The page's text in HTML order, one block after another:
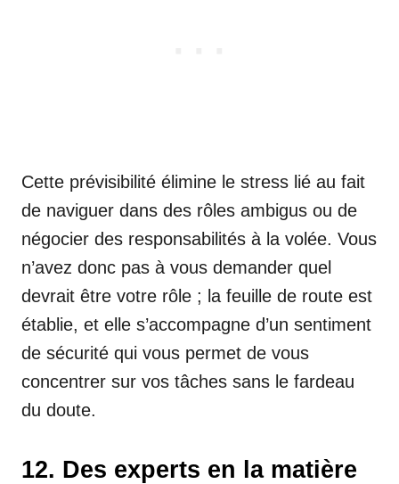
Cette prévisibilité élimine le stress lié au fait
de naviguer dans des rôles ambigus ou de
négocier des responsabilités à la volée. Vous
n’avez donc pas à vous demander quel
devrait être votre rôle ; la feuille de route est
établie, et elle s’accompagne d’un sentiment
de sécurité qui vous permet de vous
concentrer sur vos tâches sans le fardeau
du doute.
12. Des experts en la matière